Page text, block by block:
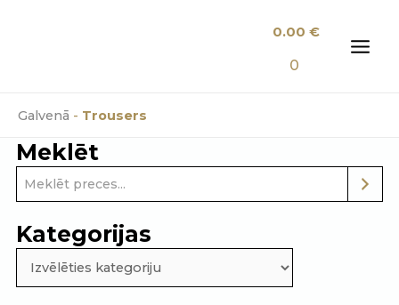
0.00€
0
Galvenā - Trousers
Meklēt
Kategorijas